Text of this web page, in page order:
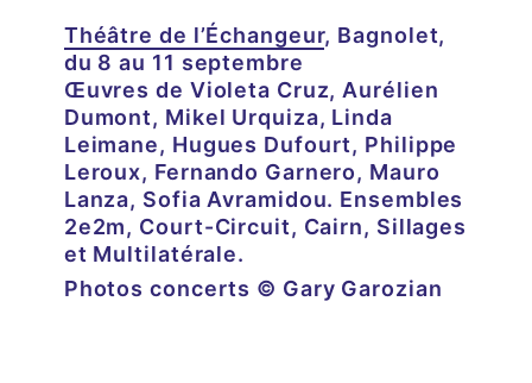
Théâtre de l’Échangeur, Bagnolet,
du 8 au 11 septembre
Œuvres de Violeta Cruz, Aurélien
Dumont, Mikel Urquiza, Linda
Leimane, Hugues Dufourt, Philippe
Leroux, Fernando Garnero, Mauro
Lanza, Sofia Avramidou. Ensembles
2e2m, Court-Circuit, Cairn, Sillages
et Multilatérale.
Photos concerts © Gary Garozian